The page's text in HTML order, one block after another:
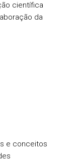
científica
da
e conceitos